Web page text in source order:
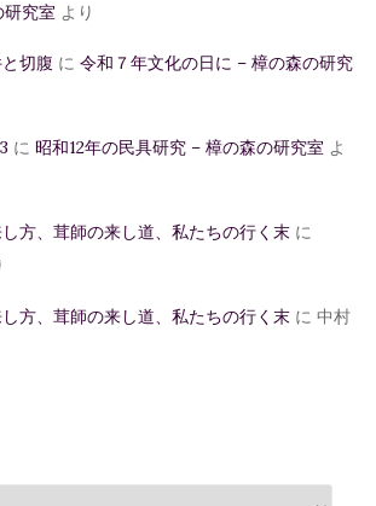
研究室 より
切腹 に 令和７年文化の日に – 樟の森の研究
に 昭和12年の民具研究 – 樟の森の研究室 よ
方、茸師の来し道、私たちの行く末 に
方、茸師の来し道、私たちの行く末 に 中村